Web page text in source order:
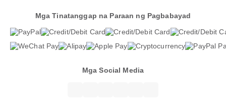
Mga Tinatanggap na Paraan ng Pagbabayad
Mga Social Media